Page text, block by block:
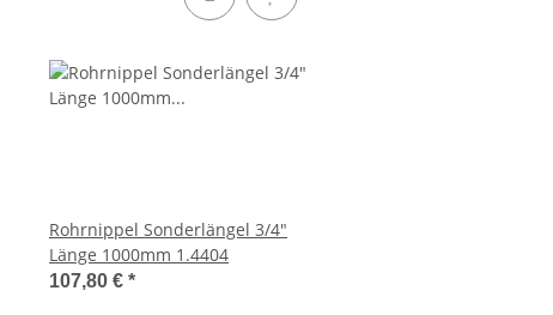
Rohrnippel Sonderlängel 3/4"
Länge 1000mm 1.4404
107,80 € *